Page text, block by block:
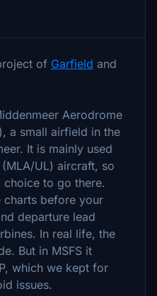
of Garfield and
Aerodrome
a small airfield in the
It is mainly used
UL) aircraft, so
choice to go there.
charts before your
departure lead
In real life, the
But in MSFS it
which we kept for
issues.